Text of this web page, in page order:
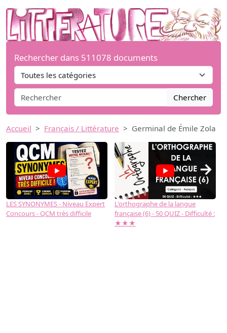
Rechercher dans 511078 documents
Chercher
Accueil Français / Littérature Germinal de Émile Zola
LES SYNONYMES - Niveau Expert
Concours - QCM très difficile
L'orthographe de la langue
française (6) - 50 QUIZ - Difficulté :
★★★
→